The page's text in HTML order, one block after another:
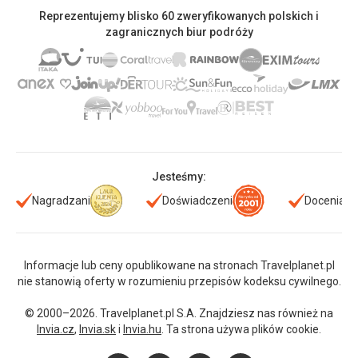
Reprezentujemy blisko 60 zweryfikowanych polskich i
zagranicznych biur podróży
Jesteśmy:
Nagradzani
Doświadczeni Doceniani
Informacje lub ceny opublikowane na stronach Travelplanet.pl
nie stanowią oferty w rozumieniu przepisów kodeksu cywilnego.
© 2000–2026. Travelplanet.pl S.A. Znajdziesz nas również na
Invia.cz, Invia.ski Invia.hu . Ta strona używa plików cookie.